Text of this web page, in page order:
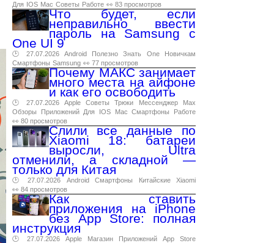
Для IOS Mac Советы Работе 👀 83 просмотров
Что будет, если
неправильно ввести
пароль на Samsung с
One UI 9
🕑 27.07.2026 Android Полезно Знать One
Новичкам
Смартфоны Samsung 👀 77 просмотров
Почему МАКС занимает
много места на айфоне
и как его освободить
🕑 27.07.2026 Apple Советы Трюки Мессенджер
Max
Обзоры
Приложений Для IOS Mac Смартфоны
Работе
👀 80 просмотров
Слили все данные по
Xiaomi 18: батареи
выросли, Ultra
отменили, а складной —
только для Китая
🕑 27.07.2026 Android Смартфоны Китайские
Xiaomi
👀 84 просмотров
Как ставить
приложения на iPhone
без App Store: полная
инструкция
🕑 27.07.2026 Apple Магазин Приложений App
Store